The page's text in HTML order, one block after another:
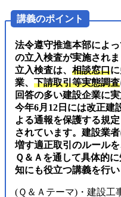
講義のポイント
法令遵守推進本部によ
の立入検査が実施されま
立入検査は、 相談窓口
業、 下請取引等実態調査
回答の多い建設企業に
今年6月12日には改正建
よる通報を保護する規
されています。建設業
増す適正取引のルール
Ｑ＆Ａを通して具体的
知にも役立つ講義を行い
(Ｑ＆Ａテーマ)・建設工